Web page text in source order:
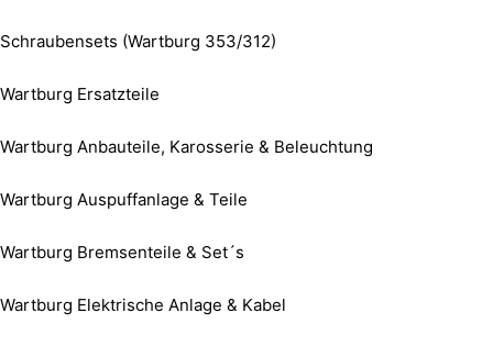
Schraubensets (Wartburg 353/312)
Wartburg Ersatzteile
Wartburg Anbauteile, Karosserie & Beleuchtung
Wartburg Auspuffanlage & Teile
Wartburg Bremsenteile & Set´s
Wartburg Elektrische Anlage & Kabel